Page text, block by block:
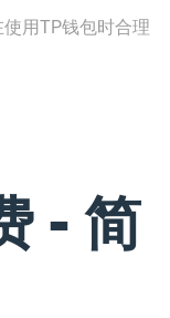
用TP钱包时合理
- 简